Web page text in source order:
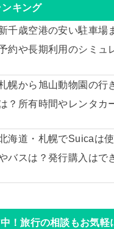
ンキング
千歳空港の安い駐車場
約や長期利用のシミュ
幌から旭山動物園の行
？所有時間やレンタカ
海道・札幌でSuicaは
バスは？発行購入はで
！旅行の相談もお気軽